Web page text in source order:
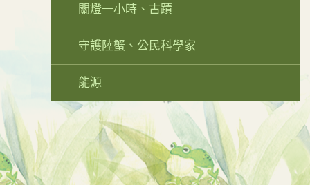
關燈一小時、古蹟
守護陸蟹、公民科學家
能源